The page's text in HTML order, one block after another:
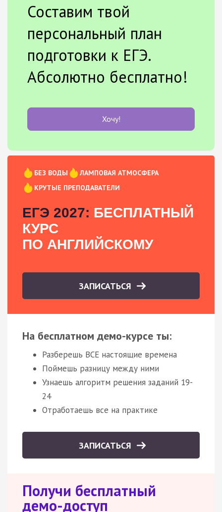
Составим твой
персональный план
подготовки к ЕГЭ.
Абсолютно бесплатно!
Хочу!
БЕЗ ВОДЫ
ЛАМПОВАЯ АТМОСФЕРА
КРУТЫЕ ПРЕПОДАВАТЕЛИ
ЕГЭ 2027: БЕСПЛАТНЫЙ
КУРС
ПО АНГЛИЙСКОМУ
ЗАПИСАТЬСЯ
На бесплатном демо-курсе ты:
Разберешь ВСЕ настоящие времена
Поймешь разницу между ними
Узнаешь алгоритм решения заданий 19-
24
Отработаешь все на практике
ЗАПИСАТЬСЯ
Получи бесплатный
демо-доступ